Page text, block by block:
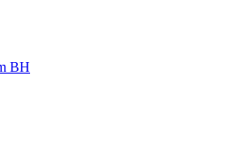
BH